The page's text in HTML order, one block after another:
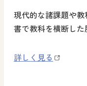
現代的な諸課題や
書で教科を横断した
詳しく見る